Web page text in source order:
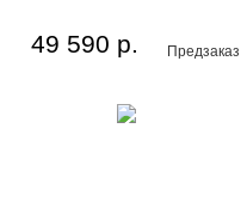
Предзаказ
49 590 р.